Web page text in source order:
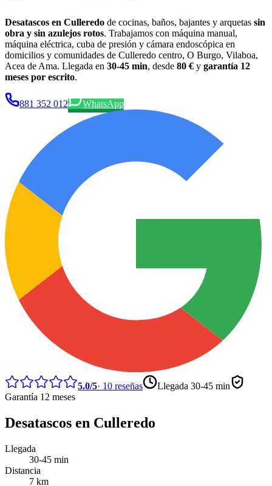
Desatascos en Culleredo de cocinas, baños, bajantes y arquetas sin
obra y sin azulejos rotos. Trabajamos con máquina manual,
máquina eléctrica, cuba de presión y cámara endoscópica en
domicilios y comunidades de Culleredo centro, O Burgo, Vilaboa,
Acea de Ama. Llegada en 30-45 min, desde 80 € y garantía 12
meses por escrito.
881 352 012 WhatsApp
5.0/5· 10 reseñas Llegada 30-45 min
Garantía 12 meses
Desatascos en Culleredo
Llegada
30-45 min
Distancia
7 km